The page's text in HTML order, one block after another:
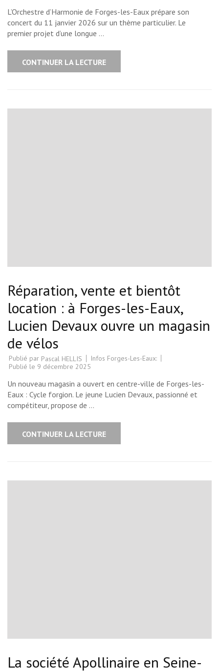
L’Orchestre d’Harmonie de Forges-les-Eaux prépare son
concert du 11 janvier 2026 sur un thème particulier. Le
premier projet d’une longue …
CONTINUER LA LECTURE
Réparation, vente et bientôt
location : à Forges-les-Eaux,
Lucien Devaux ouvre un magasin
de vélos
Publié par Pascal HELLIS
Infos Forges-Les-Eaux:
Publié le 9 décembre 2025
Un nouveau magasin a ouvert en centre-ville de Forges-les-
Eaux : Cycle forgion. Le jeune Lucien Devaux, passionné et
compétiteur, propose de …
CONTINUER LA LECTURE
La société Apollinaire en Seine-